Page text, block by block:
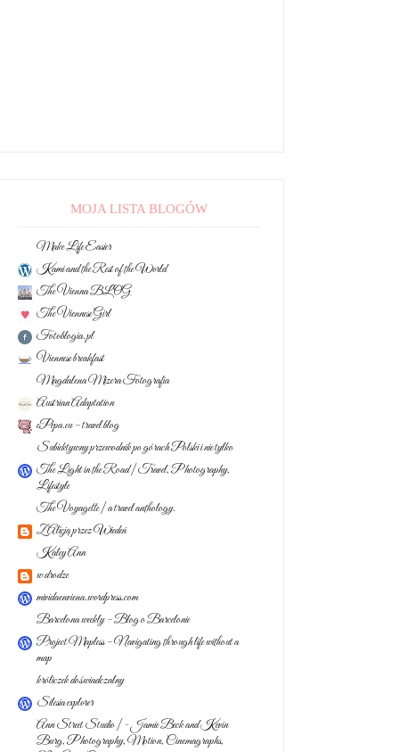
MOJA LISTA BLOGÓW
Make Life Easier
Kami and the Rest of the World
The Vienna BLOG
The Viennese Girl
Fotoblogia.pl
Viennese breakfast
Magdalena Mizera Fotografia
Austrian Adaptation
ePepa.eu – travel blog
Subiektywny przewodnik po górach Polski i nie tylko
The Light in the Road | Travel, Photography,
Lifestyle
The Voyagette | a travel anthology.
Z Alicją przez Wiedeń
Kaley Ann
w drodze
mividaenviena.wordpress.com
Barcelona weekly – Blog o Barcelonie
Project Mapless – Navigating through life without a
map
króliczek doświadczalny
Silesia explorer
Ann Street Studio | - Jamie Beck and Kevin
Burg, Photography, Motion, Cinemagraphs,